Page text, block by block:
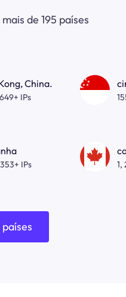
de 195 países
China.
IPs
IPs 1,